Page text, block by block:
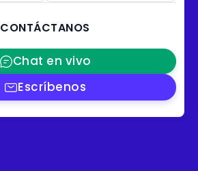
CONTÁCTANOS
Chat en vivo
Escríbenos